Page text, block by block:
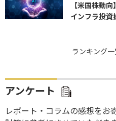
【米国株動
インフラ投資
ランキング
アンケート
レポート・コラムの感想をお